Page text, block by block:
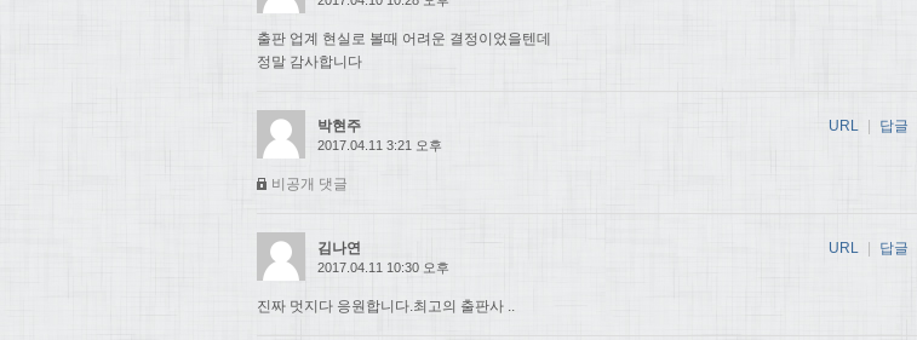
출판 업계 현실로 볼때 어려운 결정이었을텐데
정말 감사합니다
박현주
2017.04.11 3:21 오후
비공개 댓글
URL | 답글
김나연
2017.04.11 10:30 오후
진짜 멋지다 응원합니다.최고의 출판사 ..
URL | 답글